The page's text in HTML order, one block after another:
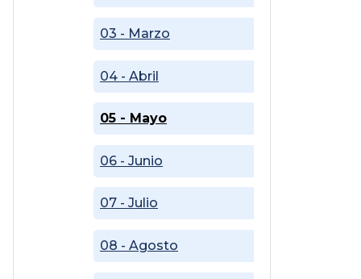
03 - Marzo
04 - Abril
05 - Mayo
06 - Junio
07 - Julio
08 - Agosto